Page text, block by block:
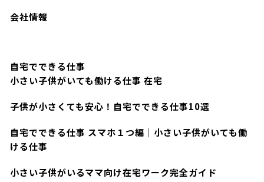
会社情報
自宅でできる仕事
小さい子供がいても働ける仕事 在宅
子供が小さくても安心！自宅でできる仕事10選
自宅でできる仕事 スマホ１つ編｜小さい子供がいても働
ける仕事
小さい子供がいるママ向け在宅ワーク完全ガイド